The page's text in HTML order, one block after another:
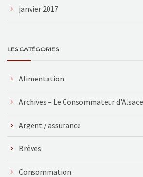
janvier 2017
LES CATÉGORIES
Alimentation
Archives – Le Consommateur d'Alsace
Argent / assurance
Brèves
Consommation